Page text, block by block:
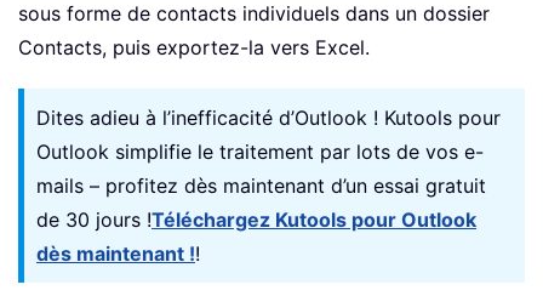
sous forme de contacts individuels dans un dossier
Contacts, puis exportez-la vers Excel.
Dites adieu à l’inefficacité d’Outlook ! Kutools pour
Outlook simplifie le traitement par lots de vos e-
mails – profitez dès maintenant d’un essai gratuit
de 30 jours !Téléchargez Kutools pour Outlook
dès maintenant !!